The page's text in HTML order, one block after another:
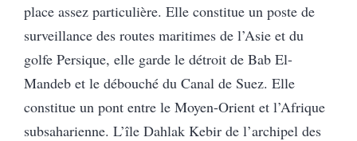
place assez particulière. Elle constitue un poste de
surveillance des routes maritimes de l’Asie et du
golfe Persique, elle garde le détroit de Bab El-
Mandeb et le débouché du Canal de Suez. Elle
constitue un pont entre le Moyen-Orient et l’Afrique
subsaharienne. L’île Dahlak Kebir de l’archipel des